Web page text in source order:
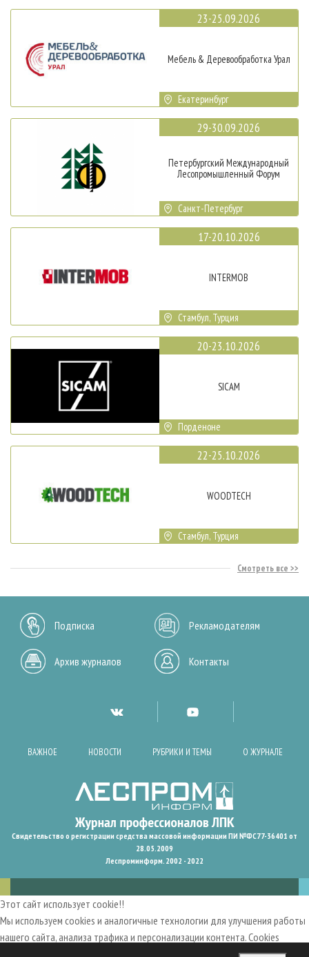
23-25.09.2026
Мебель & Деревообработка Урал
Екатеринбург
29-30.09.2026
Петербургский Международный
Лесопромышленный Форум
Санкт-Петербург
17-20.10.2026
INTERMOB
Стамбул, Турция
20-23.10.2026
SICAM
Порденоне
22-25.10.2026
WOODTECH
Стамбул, Турция
Смотреть все
Подписка Рекламодателям
Архив журналов Контакты
ВАЖНОЕ НОВОСТИ РУБРИКИ И ТЕМЫ О ЖУРНАЛЕ
Свидетельство о регистрации средства массовой информации ПИ №ФС77-36401 от
28.05.2009
Леспроминформ. 2002 - 2022
Этот сайт использует cookie!!
Мы используем cookies и аналогичные технологии для улучшения работы
нашего сайта, анализа трафика и персонализации контента. Cookies